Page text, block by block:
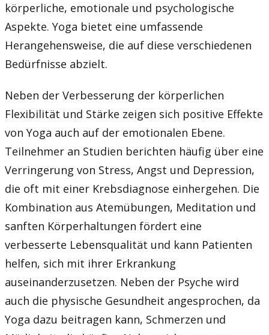
körperliche, emotionale und psychologische
Aspekte. Yoga bietet eine umfassende
Herangehensweise, die auf diese verschiedenen
Bedürfnisse abzielt.
Neben der Verbesserung der körperlichen
Flexibilität und Stärke zeigen sich positive Effekte
von Yoga auch auf der emotionalen Ebene.
Teilnehmer an Studien berichten häufig über eine
Verringerung von Stress, Angst und Depression,
die oft mit einer Krebsdiagnose einhergehen. Die
Kombination aus Atemübungen, Meditation und
sanften Körperhaltungen fördert eine
verbesserte Lebensqualität und kann Patienten
helfen, sich mit ihrer Erkrankung
auseinanderzusetzen. Neben der Psyche wird
auch die physische Gesundheit angesprochen, da
Yoga dazu beitragen kann, Schmerzen und